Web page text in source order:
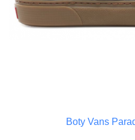
Boty Vans